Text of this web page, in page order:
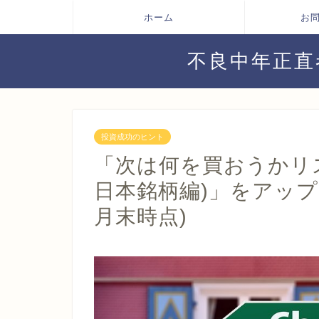
ホーム お
不良中年正
投資成功のヒント
「次は何を買おうか
日本銘柄編)」をアッ
月末時点)